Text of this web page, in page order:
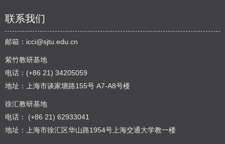
联系我们
邮箱： icci@sjtu.edu.cn
紫竹教研基地
电话：(+86 21) 34205059
地址：上海市谈家塘路155号 A7-A8号楼
徐汇教研基地
电话： (+86 21) 62933041
地址：上海市徐汇区华山路1954号上海交通大学教一楼